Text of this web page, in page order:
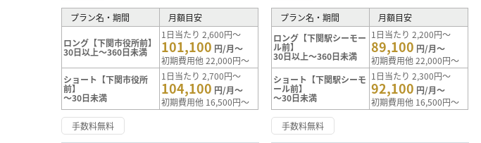
プラン名・期間 月額目安
ロング【下関市役所前】
30日以上～360日未満
1日当たり 2,600円～
101,100 円/月～
初期費用他 22,000円～
ショート【下関市役所
前】
～30日未満
1日当たり 2,700円～
104,100 円/月～
初期費用他 16,500円～
手数料無料
プラン名・期間
月額目安
ロング【下関駅シーモー
ル前】
30日以上～360日未満
1日当たり 2,200円～
89,100 円/月～
初期費用他 22,000円～
ショート【下関駅シーモ
ール前】
～30日未満
1日当たり 2,300円～
92,100 円/月～
初期費用他 16,500円～
手数料無料